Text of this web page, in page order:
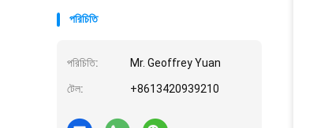
পরিচিতি
পরিচিতি: Mr. Geoffrey Yuan
টেল: +8613420939210